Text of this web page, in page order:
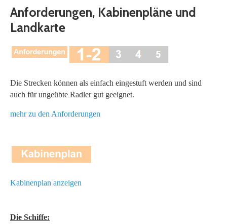
Anforderungen, Kabinenpläne und
Landkarte
Die Strecken können als einfach eingestuft werden und sind
auch für ungeübte Radler gut geeignet.
mehr zu den Anforderungen
Kabinenplan anzeigen
Die Schiffe: